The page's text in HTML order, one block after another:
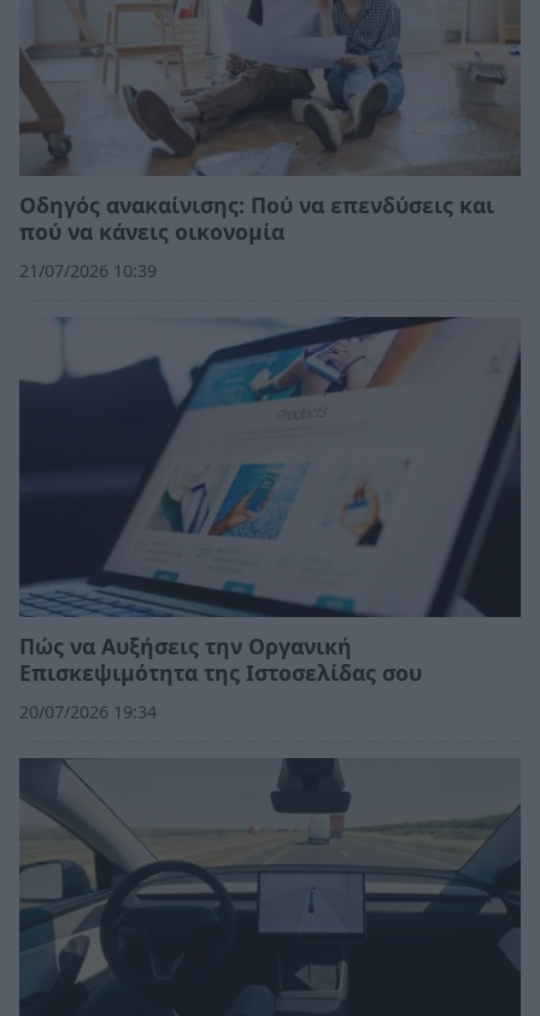
Οδηγός ανακαίνισης: Πού να επενδύσεις και
πού να κάνεις οικονομία
21/07/2026 10:39
Πώς να Αυξήσεις την Οργανική
Επισκεψιμότητα της Ιστοσελίδας σου
20/07/2026 19:34